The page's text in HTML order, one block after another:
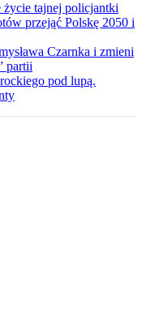
tajnej policjantki
przejąć Polskę 2050 i
Czarnka i zmieni
partii
pod lupą.